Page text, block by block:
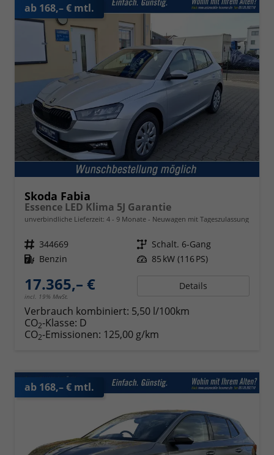
ab 168,– € mtl.
Skoda Fabia
Essence LED Klima 5J Garantie
unverbindliche Lieferzeit: 4 - 9 Monate Neuwagen mit Tageszulassung
Fahrzeugnr. 344669 Getriebe Schalt. 6-Gang
Kraftstoff Benzin Leistung 85 kW (116 PS)
17.365,– €
incl. 19% MwSt.
Details
Verbrauch kombiniert: 5,50 l/100km
CO2-Klasse: D
CO2-Emissionen: 125,00 g/km
ab 168,– € mtl.